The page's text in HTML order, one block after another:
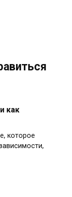
как
которое